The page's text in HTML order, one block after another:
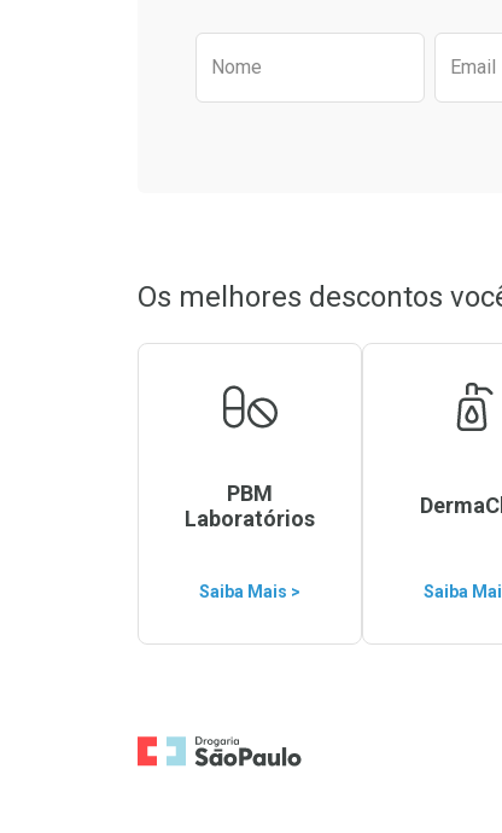
Preencha o
Nome Email
Os melhores descontos
PBM
Laboratórios
Saiba Mais > Saiba
Ir para a Home